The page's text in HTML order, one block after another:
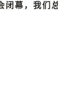
闭幕，我们